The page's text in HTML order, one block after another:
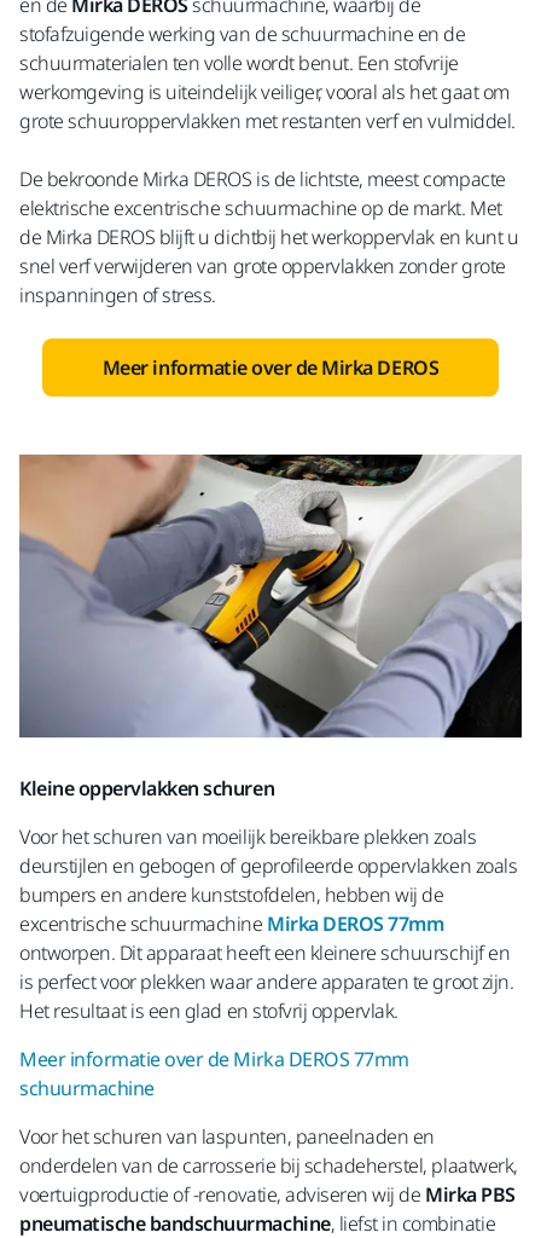
stofafzuigende werking van de schuurmachine en de
schuurmaterialen ten volle wordt benut. Een stofvrije
werkomgeving is uiteindelijk veiliger, vooral als het gaat om
grote schuuroppervlakken met restanten verf en vulmiddel.
De bekroonde Mirka DEROS is de lichtste, meest compacte
elektrische excentrische schuurmachine op de markt. Met
de Mirka DEROS blijft u dichtbij het werkoppervlak en kunt u
snel verf verwijderen van grote oppervlakken zonder grote
inspanningen of stress.
Meer informatie over de Mirka DEROS
Kleine oppervlakken schuren
Voor het schuren van moeilijk bereikbare plekken zoals
deurstijlen en gebogen of geprofileerde oppervlakken zoals
bumpers en andere kunststofdelen, hebben wij de
excentrische schuurmachine Mirka DEROS 77mm
ontworpen. Dit apparaat heeft een kleinere schuurschijf en
is perfect voor plekken waar andere apparaten te groot zijn.
Het resultaat is een glad en stofvrij oppervlak.
Meer informatie over de Mirka DEROS 77mm
schuurmachine
Voor het schuren van laspunten, paneelnaden en
onderdelen van de carrosserie bij schadeherstel, plaatwerk,
voertuigproductie of -renovatie, adviseren wij de Mirka PBS
pneumatische bandschuurmachine, liefst in combinatie